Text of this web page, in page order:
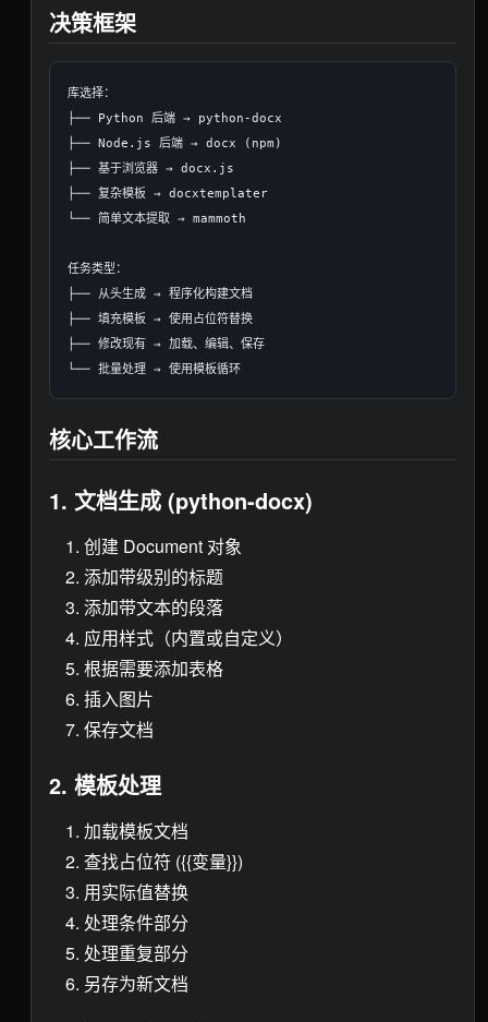
决策框架
库选择：
├── Python 后端 → python-docx
├── Node.js 后端 → docx (npm)
├── 基于浏览器 → docx.js
├── 复杂模板 → docxtemplater
└── 简单文本提取 → mammoth
任务类型：
├── 从头生成 → 程序化构建文档
├── 填充模板 → 使用占位符替换
├── 修改现有 → 加载、编辑、保存
核心工作流
1. 文档生成 (python-docx)
创建 Document 对象
添加带级别的标题
添加带文本的段落
应用样式（内置或自定义）
根据需要添加表格
插入图片
保存文档
2. 模板处理
加载模板文档
查找占位符 ({{变量}})
用实际值替换
处理条件部分
处理重复部分
另存为新文档